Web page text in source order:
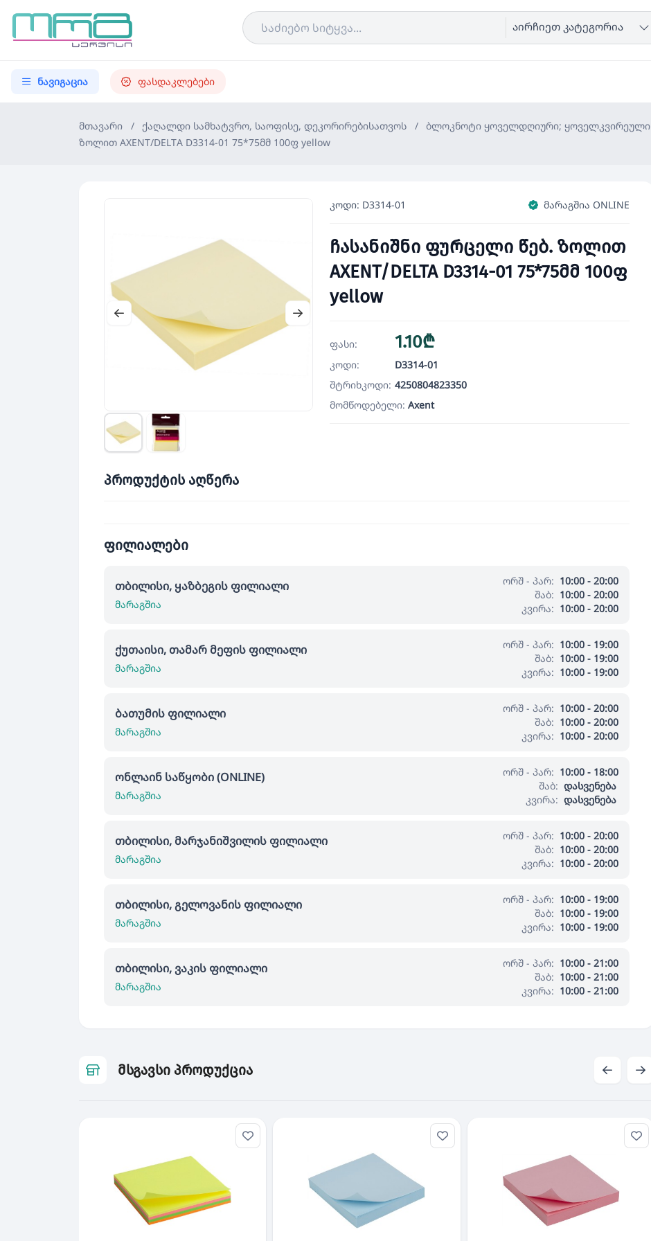
აირჩიეთ კატეგორია
ნავიგაცია ფასდაკლებები
მთავარი / ქაღალდი სამხატვრო, საოფისე, დეკორირებისათვოს / ბლოკნოტი ყოველდღიური; ყოველკვირეული
ზოლით AXENT/DELTA D3314-01 75*75მმ 100ფ yellow
კოდი: D3314-01 მარაგშია ONLINE
ჩასანიშნი ფურცელი წებ. ზოლით
AXENT/DELTA D3314-01 75*75მმ 100ფ
yellow
ფასი: 1.10₾
კოდი:
D3314-01
შტრიხკოდი: 4250804823350
მომწოდებელი: Axent
პროდუქტის აღწერა
ფილიალები
თბილისი, ყაზბეგის ფილიალი
მარაგშია
ორშ - პარ: 10:00 - 20:00
შაბ: 10:00 - 20:00
კვირა: 10:00 - 20:00
ქუთაისი, თამარ მეფის ფილიალი
მარაგშია
ორშ - პარ: 10:00 - 19:00
შაბ: 10:00 - 19:00
კვირა: 10:00 - 19:00
ბათუმის ფილიალი
მარაგშია
ორშ - პარ: 10:00 - 20:00
შაბ: 10:00 - 20:00
კვირა: 10:00 - 20:00
ონლაინ საწყობი (ONLINE)
მარაგშია
ორშ - პარ: 10:00 - 18:00
შაბ: დასვენება
კვირა: დასვენება
თბილისი, მარჯანიშვილის ფილიალი
მარაგშია
ორშ - პარ: 10:00 - 20:00
შაბ: 10:00 - 20:00
კვირა: 10:00 - 20:00
თბილისი, გელოვანის ფილიალი
მარაგშია
ორშ - პარ: 10:00 - 19:00
შაბ: 10:00 - 19:00
კვირა: 10:00 - 19:00
თბილისი, ვაკის ფილიალი
მარაგშია
ორშ - პარ: 10:00 - 21:00
შაბ: 10:00 - 21:00
კვირა: 10:00 - 21:00
მსგავსი პროდუქცია